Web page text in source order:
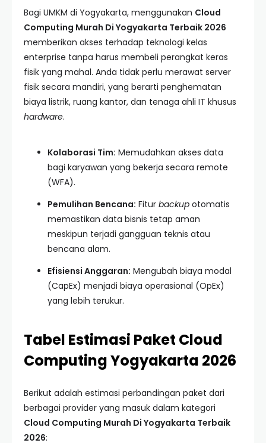
Bagi UMKM di Yogyakarta, menggunakan Cloud
Computing Murah Di Yogyakarta Terbaik 2026
memberikan akses terhadap teknologi kelas
enterprise tanpa harus membeli perangkat keras
fisik yang mahal. Anda tidak perlu merawat server
fisik secara mandiri, yang berarti penghematan
biaya listrik, ruang kantor, dan tenaga ahli IT khusus
hardware.
Kolaborasi Tim: Memudahkan akses data
bagi karyawan yang bekerja secara remote
(WFA).
Pemulihan Bencana: Fitur backup otomatis
memastikan data bisnis tetap aman
meskipun terjadi gangguan teknis atau
bencana alam.
Efisiensi Anggaran: Mengubah biaya modal
(CapEx) menjadi biaya operasional (OpEx)
yang lebih terukur.
Tabel Estimasi Paket Cloud
Computing Yogyakarta 2026
Berikut adalah estimasi perbandingan paket dari
berbagai provider yang masuk dalam kategori
Cloud Computing Murah Di Yogyakarta Terbaik
2026: